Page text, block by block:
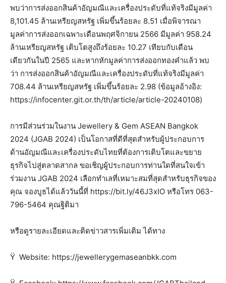
พบว่าการส่งออกสินค้าอัญมณีและเครื่องประดับที่แท้จริงมีมูลค่า
8,101.45 ล้านเหรียญสหรัฐ เพิ่มขึ้นร้อยละ 8.51 เมื่อพิจารณา
มูลค่าการส่งออกเฉพาะเดือนพฤศจิกายน 2566 มีมูลค่า 958.24
ล้านเหรียญสหรัฐ เติบโตสูงถึงร้อยละ 10.27 เทียบกับเดือน
เดียวกันในปี 2565 และหากหักมูลค่าการส่งออกทองคำแล้ว พบ
ว่า การส่งออกสินค้าอัญมณีและเครื่องประดับที่แท้จริงมีมูลค่า
708.44 ล้านเหรียญสหรัฐ เพิ่มขึ้นร้อยละ 2.98 (ข้อมูลอ้างอิง:
https://infocenter.git.or.th/th/article/article-20240108)
การมีส่วนร่วมในงาน Jewellery & Gem ASEAN Bangkok
2024 (JGAB 2024) เป็นโอกาสที่ดีที่สุดสำหรับผู้ประกอบการ
ด้านอัญมณีและเครื่องประดับไทยที่ต้องการเติบโตและขยาย
ธุรกิจไปสู่ตลาดสากล ขอเชิญผู้ประกอบการท่านใดที่สนใจเข้า
ร่วมงาน JGAB 2024 เลือกทำเลที่เหมาะสมที่สุดสำหรับธุรกิจของ
คุณ จองบูธได้แล้ววันนี้ที่ https://bit.ly/46J3xIO หรือโทร 063-
796-5464 คุณฐิติมา
หรือดูรายละเอียดและติดข่าวสารเพิ่มเติม ได้ทาง
Ÿ Website: https://jewellerygemaseanbkk.com